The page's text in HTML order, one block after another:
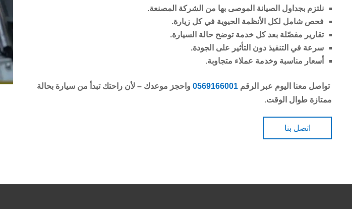
نلتزم بجداول الصيانة الموصى بها من الشركة المصنعة.
فحص شامل لكل الأنظمة الحيوية في كل زيارة.
تقارير مفصّلة بعد كل خدمة توضح حالة السيارة.
سرعة في التنفيذ دون التأثير على الجودة.
أسعار مناسبة وخدمة عملاء متجاوبة.
تواصل معنا اليوم عبر الرقم0569166001 واحجز موعدك – لأن راحتك تبدأ من سيارة بحالة
ممتازة طوال الوقت.
اتصل بنا